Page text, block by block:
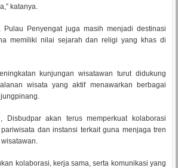
katanya.
Pulau Penyengat juga masih menjadi destinasi
memiliki nilai sejarah dan religi yang khas di
kunjungan wisatawan turut didukung
wisata yang aktif menawarkan berbagai
Disbudpar akan terus memperkuat kolaborasi
dan instansi terkait guna menjaga tren
kolaborasi, kerja sama, serta komunikasi yang